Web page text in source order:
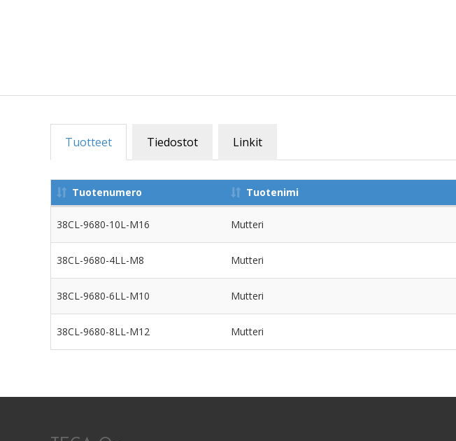
Tuotteet Tiedostot Linkit
Tuotenumero Tuotenimi
38CL-9680-10L-M16 Mutteri
38CL-9680-4LL-M8 Mutteri
38CL-9680-6LL-M10 Mutteri
38CL-9680-8LL-M12 Mutteri